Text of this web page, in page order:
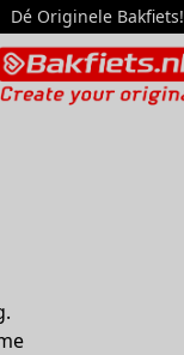
Dé Originele Bakfiets!